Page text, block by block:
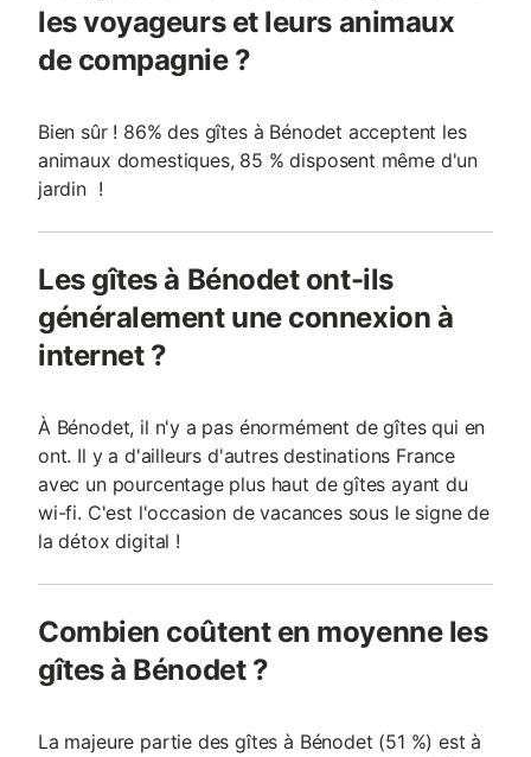
les voyageurs et leurs animaux
de compagnie ?
Bien sûr ! 86% des gîtes à Bénodet acceptent les
animaux domestiques, 85 % disposent même d'un
jardin !
Les gîtes à Bénodet ont-ils
généralement une connexion à
internet ?
À Bénodet, il n'y a pas énormément de gîtes qui en
ont. Il y a d'ailleurs d'autres destinations France
avec un pourcentage plus haut de gîtes ayant du
wi-fi. C'est l'occasion de vacances sous le signe de
la détox digital !
Combien coûtent en moyenne les
gîtes à Bénodet ?
La majeure partie des gîtes à Bénodet (51 %) est à